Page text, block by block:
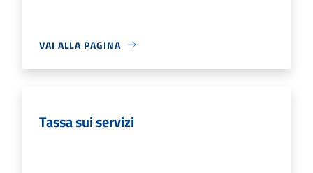
VAI ALLA PAGINA
Tassa sui servizi